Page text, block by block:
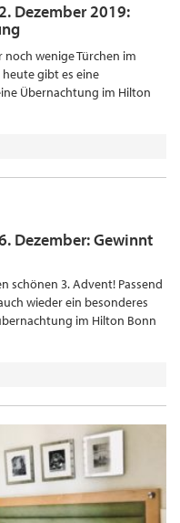
Dezember 2019:
noch wenige Türchen im
gibt es eine
Übernachtung im Hilton
Dezember: Gewinnt
schönen 3. Advent! Passend
wieder ein besonderes
im Hilton Bonn